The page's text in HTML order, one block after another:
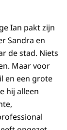
Ian pakt zijn
Sandra en
de stad. Niets
Maar voor
en een grote
hij alleen